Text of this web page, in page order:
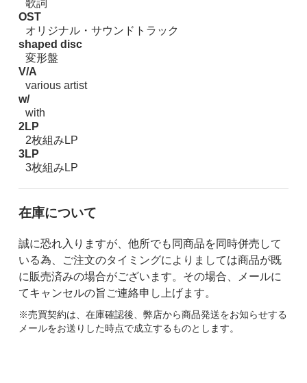
歌詞
OST
オリジナル・サウンドトラック
shaped disc
変形盤
V/A
various artist
w/
with
2LP
2枚組みLP
3LP
3枚組みLP
在庫について
誠に恐れ入りますが、他所でも同商品を同時併売して
いる為、ご注文のタイミングによりましては商品が既
に販売済みの場合がございます。その場合、メールに
てキャンセルの旨ご連絡申し上げます。
※売買契約は、在庫確認後、弊店から商品発送をお知らせする
メールをお送りした時点で成立するものとします。